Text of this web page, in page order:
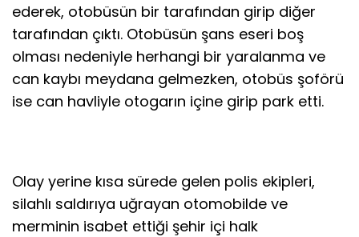
ederek, otobüsün bir tarafından girip diğer
tarafından çıktı. Otobüsün şans eseri boş
olması nedeniyle herhangi bir yaralanma ve
can kaybı meydana gelmezken, otobüs şoförü
ise can havliyle otogarın içine girip park etti.
Olay yerine kısa sürede gelen polis ekipleri,
silahlı saldırıya uğrayan otomobilde ve
merminin isabet ettiği şehir içi halk